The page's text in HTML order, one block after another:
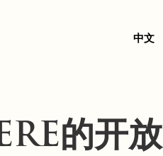
中文
的开放